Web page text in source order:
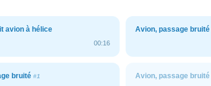
avion à hélice
00:16
Avion, passage bruité
bruité #1 Avion, passage bruité